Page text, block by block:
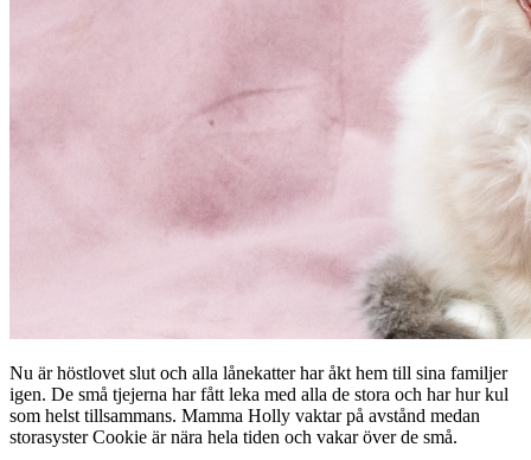
Nu är höstlovet slut och alla lånekatter har åkt hem till sina familjer
igen. De små tjejerna har fått leka med alla de stora och har hur kul
som helst tillsammans. Mamma Holly vaktar på avstånd medan
storasyster Cookie är nära hela tiden och vakar över de små.